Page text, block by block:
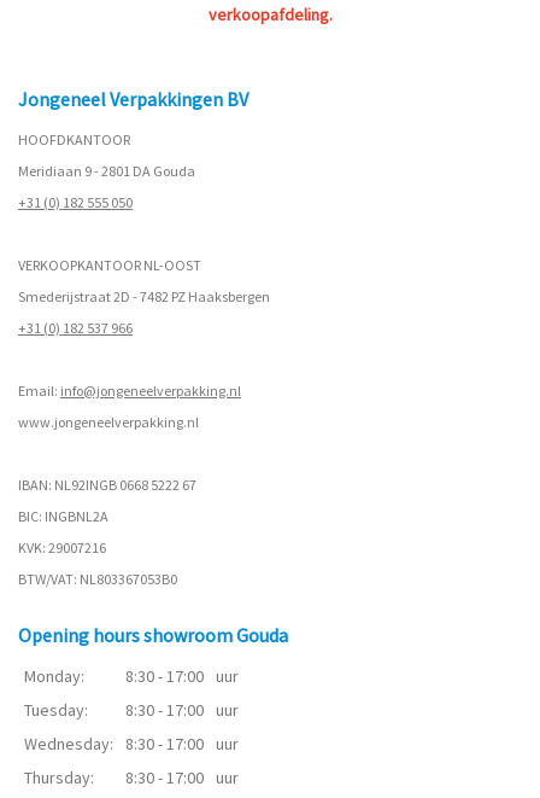
verkoopafdeling.
Jongeneel Verpakkingen BV
HOOFDKANTOOR
Meridiaan 9 - 2801 DA Gouda
+31 (0) 182 555 050
VERKOOPKANTOOR NL-OOST
Smederijstraat 2D - 7482 PZ Haaksbergen
+31 (0) 182 537 966
Email: info@jongeneelverpakking.nl
www.jongeneelverpakking.nl
IBAN: NL92INGB 0668 5222 67
BIC: INGBNL2A
KVK: 29007216
BTW/VAT: NL803367053B0
Opening hours showroom Gouda
Monday: 8:30 - 17:00 uur
Tuesday:
8:30 - 17:00 uur
Wednesday:
8:30 - 17:00 uur
Thursday:
8:30 - 17:00 uur